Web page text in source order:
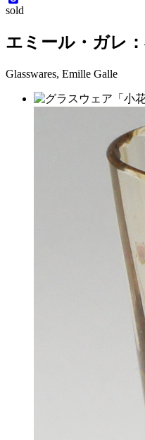
sold
エミール・ガレ
Glasswares, Emille Galle